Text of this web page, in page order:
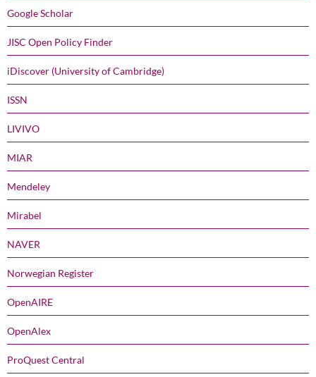
Google Scholar
JISC Open Policy Finder
iDiscover (University of Cambridge)
ISSN
LIVIVO
MIAR
Mendeley
Mirabel
NAVER
Norwegian Register
OpenAIRE
OpenAlex
ProQuest Central